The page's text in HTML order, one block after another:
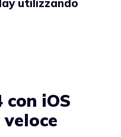
con iOS
veloce